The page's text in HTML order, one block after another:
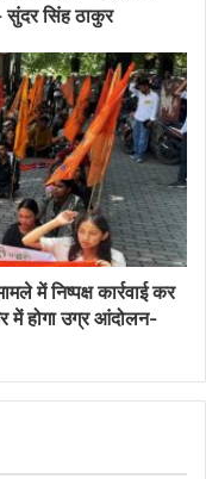
सुंदर सिंह ठाकुर
में निष्पक्ष कार्रवाई कर
में होगा उग्र आंदोलन-